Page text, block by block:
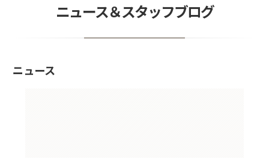
ニュース＆スタッフブログ
ニュース